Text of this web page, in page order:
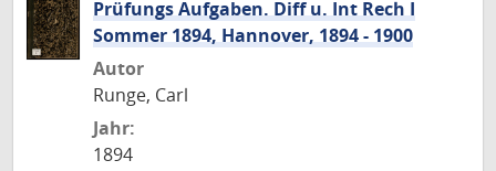
Prüfungs Aufgaben. Diff u. Int Rech I
Sommer 1894, Hannover, 1894 - 1900
Autor
Runge, Carl
Jahr:
1894